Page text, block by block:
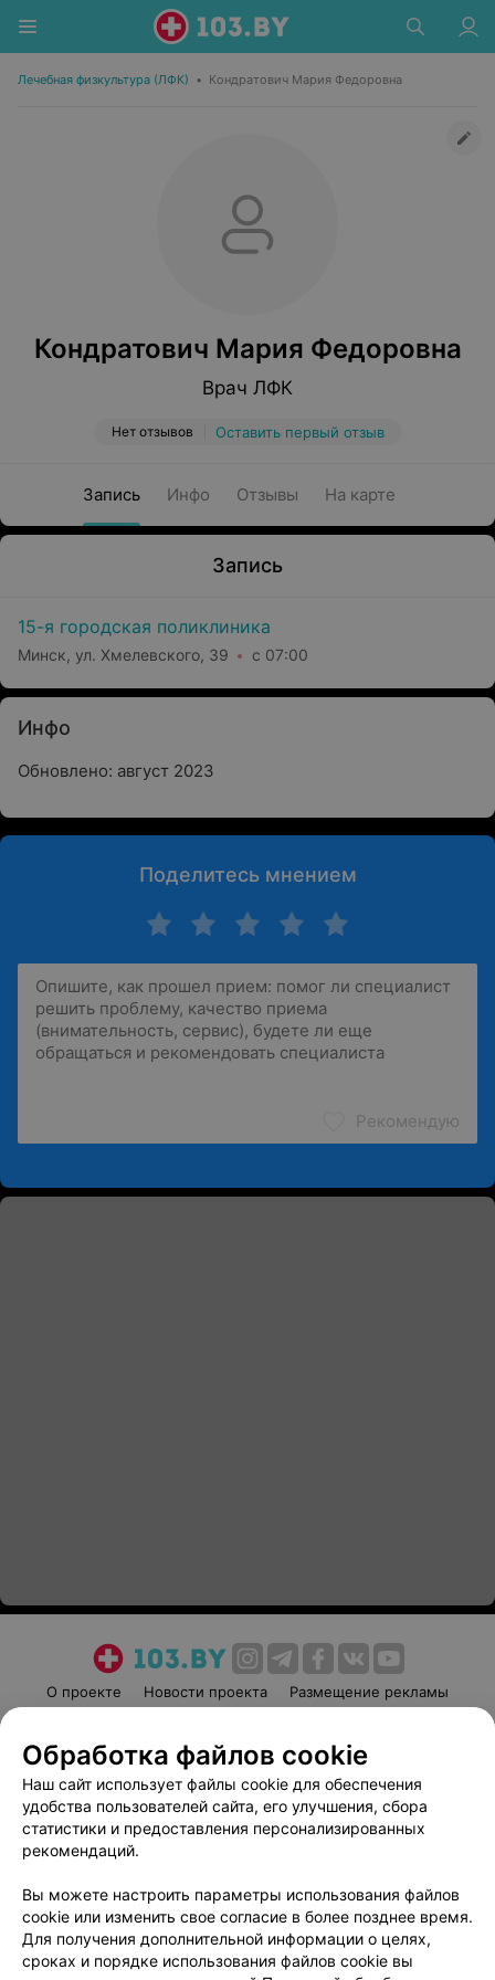
Лечебная физкультура (ЛФК) • Кондратович Мария Федоровна
Кондратович Мария Федоровна
Врач ЛФК
Нет отзывов Оставить первый отзыв
Запись Инфо Отзывы На карте
Запись
15-я городская поликлиника
Минск, ул. Хмелевского, 39 с 07:00
Инфо
Обновлено: август 2023
Поделитесь мнением
Рекомендую
О проекте Новости проекта
Размещение рекламы
Пользовательское соглашение
Способы оплаты
Вакансии
Партнеры
Написать руководителю 103.by
Обработка персональных данных
Обработка файлов cookie
Наш сайт использует файлы cookie для обеспечения
удобства пользователей сайта, его улучшения, сбора
статистики и предоставления персонализированных
рекомендаций.
Вы можете настроить параметры использования файлов
cookie или изменить свое согласие в более позднее время.
Для получения дополнительной информации о целях,
сроках и порядке использования файлов cookie вы